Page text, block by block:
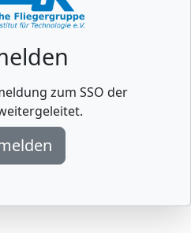
zum SSO der